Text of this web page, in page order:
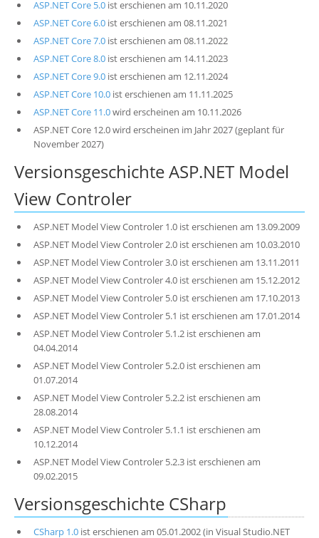
ASP.NET Core 5.0ist erschienen am 10.11.2020
ASP.NET Core 6.0ist erschienen am 08.11.2021
ASP.NET Core 7.0ist erschienen am 08.11.2022
ASP.NET Core 8.0ist erschienen am 14.11.2023
ASP.NET Core 9.0ist erschienen am 12.11.2024
ASP.NET Core 10.0ist erschienen am 11.11.2025
ASP.NET Core 11.0wird erscheinen am 10.11.2026
ASP.NET Core 12.0 wird erscheinen im Jahr 2027 (geplant für
November 2027)
Versionsgeschichte ASP.NET Model
View Controler
ASP.NET Model View Controler 1.0 ist erschienen am 13.09.2009
ASP.NET Model View Controler 2.0 ist erschienen am 10.03.2010
ASP.NET Model View Controler 3.0 ist erschienen am 13.11.2011
ASP.NET Model View Controler 4.0 ist erschienen am 15.12.2012
ASP.NET Model View Controler 5.0 ist erschienen am 17.10.2013
ASP.NET Model View Controler 5.1 ist erschienen am 17.01.2014
ASP.NET Model View Controler 5.1.2 ist erschienen am
04.04.2014
ASP.NET Model View Controler 5.2.0 ist erschienen am
01.07.2014
ASP.NET Model View Controler 5.2.2 ist erschienen am
28.08.2014
ASP.NET Model View Controler 5.1.1 ist erschienen am
10.12.2014
ASP.NET Model View Controler 5.2.3 ist erschienen am
09.02.2015
Versionsgeschichte CSharp
CSharp 1.0ist erschienen am 05.01.2002 (in Visual Studio.NET